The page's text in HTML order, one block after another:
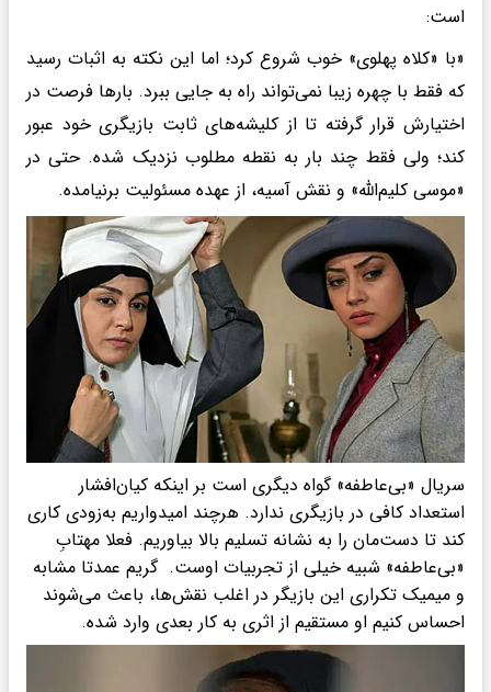
است:
«با «کلاه‌ پهلوی» خوب شروع کرد؛ اما این نکته به اثبات رسید
که فقط با چهره زیبا نمی‌تواند راه به جایی ببرد. بارها فرصت در
اختیارش قرار گرفته تا از کلیشه‌های ثابت بازیگری خود عبور
کند؛ ولی فقط چند بار به نقطه مطلوب نزدیک شده. حتی در
«موسی کلیم‌الله» و نقش آسیه، از عهده مسئولیت برنیامده.
سریال «بی‌عاطفه» گواه دیگری است بر اینکه کیان‌افشار
استعداد کافی در بازیگری ندارد. هرچند امیدواریم به‌زودی کاری
کند تا دست‌مان را به نشانه تسلیم بالا بیاوریم. فعلا مهتابِ
«بی‌عاطفه» شبیه خیلی از تجربیات اوست. گریم عمدتا مشابه
و میمیک تکراری این بازیگر در اغلب نقش‌ها، باعث می‌شوند
احساس کنیم او مستقیم از اثری به کار بعدی وارد شده.